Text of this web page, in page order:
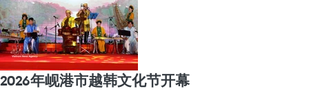
2026年岘港市越韩文化节开幕